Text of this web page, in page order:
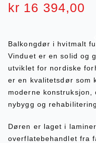
kr 16 394,00
Balkongdør i hvitmalt
Vinduet er en solid og
utviklet for nordiske
er en kvalitetsdør som
moderne
nybygg og rehabilitering.
Døren er laget i
overflatebehandlet fra